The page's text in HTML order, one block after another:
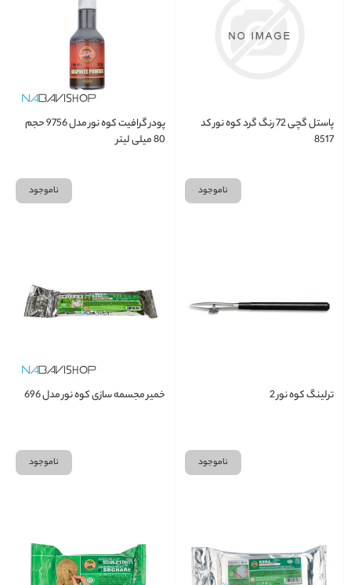
پاستل گچی 72 رنگ گرد کوه نور کد
8517
ناموجود
پودر گرافیت کوه نور مدل 9756 حجم
80 میلی لیتر
ناموجود
ترلینگ کوه نور 2
ناموجود
خمیر مجسمه سازی کوه نور مدل 696
ناموجود